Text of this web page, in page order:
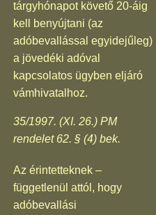
tárgyhónapot követő 20-áig
kell benyújtani (az
adóbevallással egyidejűleg)
a jövedéki adóval
kapcsolatos ügyben eljáró
vámhivatalhoz.
35/1997. (XI. 26.) PM
rendelet 62. § (4) bek.
Az érintetteknek –
függetlenül attól, hogy
adóbevallási